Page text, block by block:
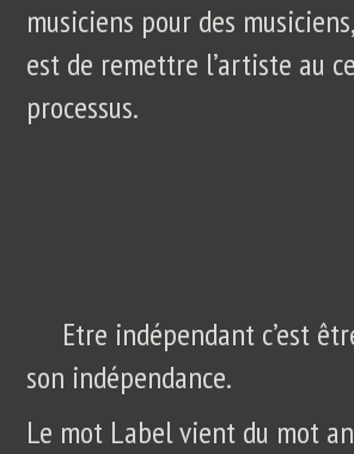
musiciens pour des
est de remettre l’artiste au
processus.
Etre indépendant c’est
son indépendance.
Le mot Label vient du mot